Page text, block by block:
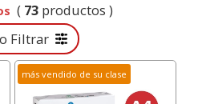
( 73 productos )
Filtrar
más vendido de su clase